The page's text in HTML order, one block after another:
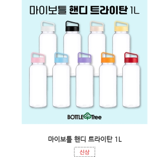
마이보틀 핸디 트라이탄 1L